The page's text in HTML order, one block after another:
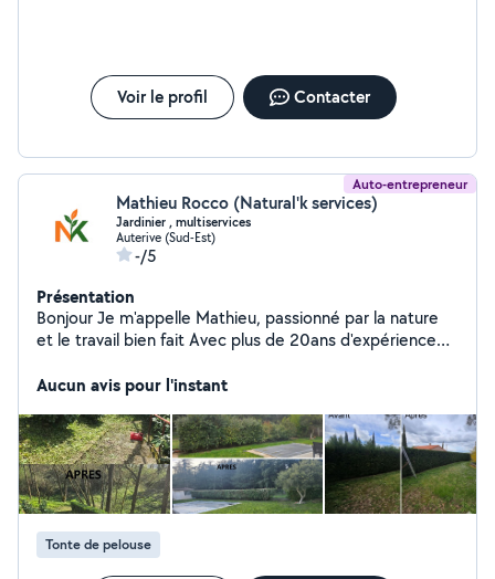
Voir le profil Contacter
Auto-entrepreneur
Mathieu Rocco (Natural'k services)
Jardinier , multiservices
Auterive (Sud-Est)
-/5
Présentation
Bonjour Je m'appelle Mathieu, passionné par la nature
et le travail bien fait Avec plus de 20ans d'expérience
services pour transformer et entretenir vos espaces
alentours pour vous aider à entretenir vos extérieurs et
à garder un espace propre et agréable toute l'année. je
suis adhérant a une coopérative me permettant de
vous faire bénéficié du crédit d'impôt et de l'avance
immédiate ! N'hésitez pas
Aucun avis pour l'instant
Tonte de pelouse